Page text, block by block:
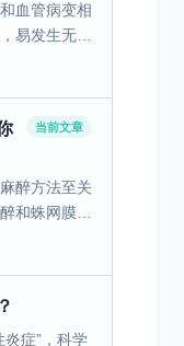
血管病变相
易发生无痛
，增加感染
当前文章
醉方法至关
和蛛网膜下
效果。
症”，科学